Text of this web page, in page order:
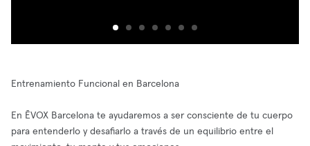
Entrenamiento Funcional en Barcelona
En ĒVOX Barcelona te ayudaremos a ser consciente de tu cuerpo
para entenderlo y desafiarlo a través de un equilibrio entre el